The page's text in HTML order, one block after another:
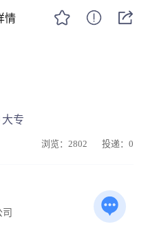
情
大专
浏览：2802 投递：0